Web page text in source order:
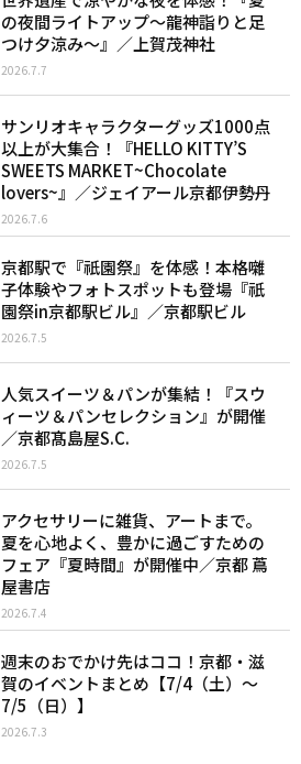
の夜間ライトアップ～龍神詣りと足
つけ夕涼み～』／上賀茂神社
2026.7.7
サンリオキャラクターグッズ1000点
以上が大集合！『HELLO KITTY’S
SWEETS MARKET~Chocolate
lovers~』／ジェイアール京都伊勢丹
2026.7.6
京都駅で『祇園祭』を体感！本格囃
子体験やフォトスポットも登場『祇
園祭in京都駅ビル』／京都駅ビル
2026.7.5
人気スイーツ＆パンが集結！『スウ
ィーツ＆パンセレクション』が開催
／京都髙島屋S.C.
2026.7.5
アクセサリーに雑貨、アートまで。
夏を心地よく、豊かに過ごすための
フェア『夏時間』が開催中／京都 蔦
屋書店
2026.7.4
週末のおでかけ先はココ！京都・滋
賀のイベントまとめ【7/4（土）〜
7/5（日）】
2026.7.3